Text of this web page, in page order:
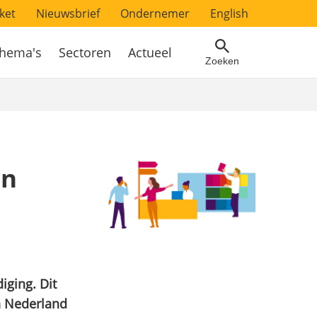
Nieuwsbrief Ondernemer English
Sectoren Actueel Zoeken
Dit
Nederland